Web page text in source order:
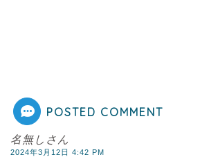
POSTED COMMENT
名無しさん
2024年3月12日 4:42 PM